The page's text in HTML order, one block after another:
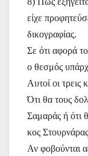
είχε
δικογραφίας.
Σε ότι αφορά
ο θεσμός
Αυτοί οι τρεις
Ότι θα τους
Σαμαράς ή ότι
κος
Αν φοβούνται